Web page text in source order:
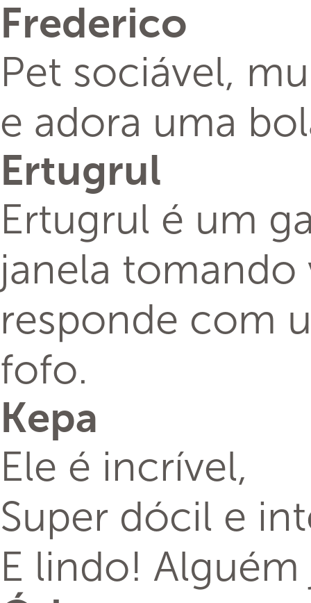
Frederico
Pet sociável,
e adora uma
Ertugrul
Ertugrul é um
janela tomando
responde com
fofo.
Kepa
Ele é incrível,
Super dócil e
E lindo!